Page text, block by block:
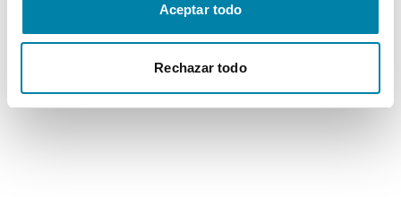
Aceptar todo
Rechazar todo